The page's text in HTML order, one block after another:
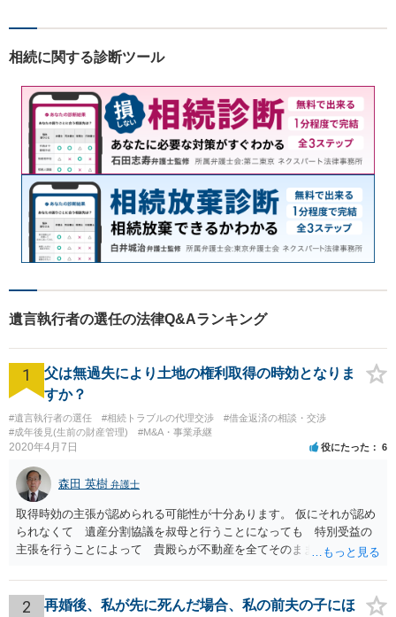
相続に関する診断ツール
遺言執行者の選任の法律Q&Aランキング
1
父は無過失により土地の権利取得の時効となりま
すか？
#遺言執行者の選任 #相続トラブルの代理交渉
#借金返済の相談・交渉
#成年後見(生前の財産管理)
#M&A・事業承継
2020年4月7日 役にたった 6
森田 英樹 弁護士
取得時効の主張が認められる可能性が十分あります。 仮にそれが認め
られなくて 遺産分割協議を叔母と行うことになっても 特別受益の
主張を行うことによって 貴殿らが不動産を全てそのまま取得できる
2
再婚後、私が先に死んだ場合、私の前夫の子にほ